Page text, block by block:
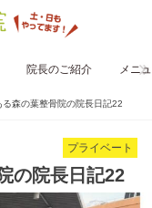
院長のご紹介 メニ
る森の葉整骨院の院長日記22
プライベート
の院長日記22